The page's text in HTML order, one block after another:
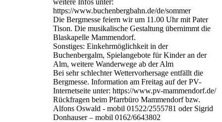
weitere Infos unter:
https://www.buchenbergbahn.de/de/sommer
Die Bergmesse feiern wir um 11.00 Uhr mit Pater
Tison. Die musikalische Gestaltung übernimmt die
Blaskapelle Mammendorf.
Sonstiges: Einkehrmöglichkeit in der
Buchenbergalm, Spielangebote für Kinder an der
Alm, weitere Wanderwege ab der Alm
Bei sehr schlechter Wettervorhersage entfällt die
Bergmesse. Information am Freitag auf der PV-
Internetseite unter: https://www.pv-mammendorf.de/
Rückfragen beim Pfarrbüro Mammendorf bzw.
Alfons Oswald - mobil 01522/2555781 oder Sigrid
Donhauser – mobil 0162/6643802